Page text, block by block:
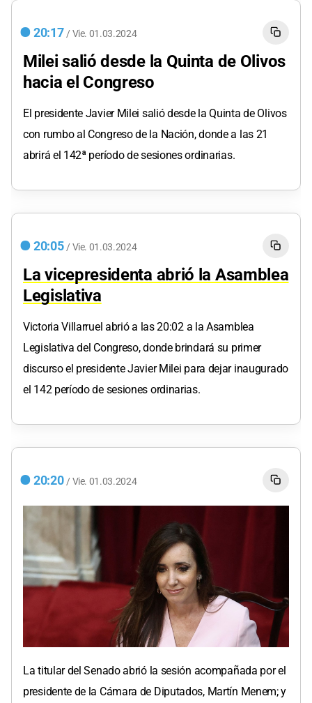
20:17 / Vie. 01.03.2024
Milei salió desde la Quinta de Olivos
hacia el Congreso
El presidente Javier Milei salió desde la Quinta de Olivos
con rumbo al Congreso de la Nación, donde a las 21
abrirá el 142ª período de sesiones ordinarias.
20:05 / Vie. 01.03.2024
La vicepresidenta abrió la Asamblea
Legislativa
Victoria Villarruel abrió a las 20:02 a la Asamblea
Legislativa del Congreso, donde brindará su primer
discurso el presidente Javier Milei para dejar inaugurado
el 142 período de sesiones ordinarias.
20:20 / Vie. 01.03.2024
La titular del Senado abrió la sesión acompañada por el
presidente de la Cámara de Diputados, Martín Menem; y